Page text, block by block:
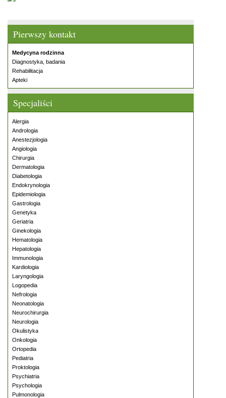
Pierwszy kontakt
Medycyna rodzinna
Diagnostyka, badania
Rehabilitacja
Apteki
Specjaliści
Alergia
Andrologia
Anestezjologia
Angiologia
Chirurgia
Dermatologia
Diabetologia
Endokrynologia
Epidemiologia
Gastrologia
Genetyka
Geriatria
Ginekologia
Hematologia
Hepatologia
Immunologia
Kardiologia
Laryngologia
Logopedia
Nefrologia
Neonatologia
Neurochirurgia
Neurologia
Okulistyka
Onkologia
Ortopedia
Pediatria
Proktologia
Psychiatria
Psychologia
Pulmonologia